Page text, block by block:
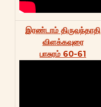
இரண்டாம் திருவந்தாதி
விளக்கவுரை
பாசுரம் 60-61